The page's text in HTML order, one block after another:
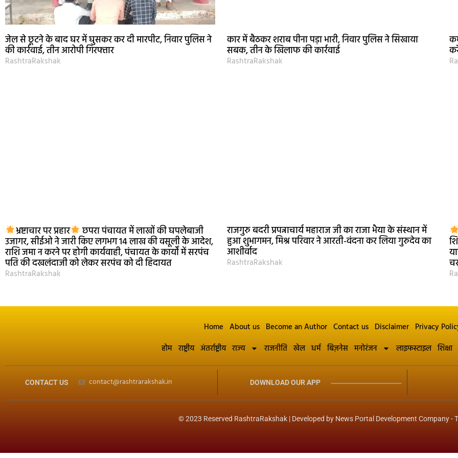
जेल से छूटने के बाद घर में घुसकर कर दी मारपीट, निवार पुलिस ने
की कार्रवाई, तीन आरोपी गिरफ्तार
RashtraRakshak
कार में बैठकर शराब पीना पड़ा भारी, निवार पुलिस ने सिखाया
सबक, तीन के खिलाफ की कार्रवाई
RashtraRakshak
भ्रष्टाचार पर प्रहार छपरा पंचायत में लाखों की घपलेबाजी
उजागर, सीईओ ने जारी किए लगभग 14 लाख की वसूली के आदेश,
राशि जमा न करने पर होगी कार्यवाही, पंचायत के कार्यों में सरपंच
पति की दखलंदाजी को लेकर सरपंच को दी हिदायत
RashtraRakshak
राजगुरु बदरी प्रपन्नाचार्य महाराज जी का राजा भैया के संस्थान में
हुआ शुभागमन, मिश्र परिवार ने आरती-वंदना कर लिया गुरुदेव का
आशीर्वाद
RashtraRakshak
Home About us Become an Author Contact us Disclaimer Privacy
होम राष्ट्रीय अंतर्राष्ट्रीय राज्य राजनीति खेल धर्म बिज़नेस मनोरंजन लाइफस्टाइल शिक्षा
CONTACT US contact@rashtrarakshak.in DOWNLOAD OUR APP
© 2023 Reserved RashtraRakshak | Developed by News Portal Development Company-